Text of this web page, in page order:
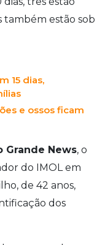
também estão sob
15 dias,
e ossos ficam
Grande News, o
do IMOL em
de 42 anos,
dos